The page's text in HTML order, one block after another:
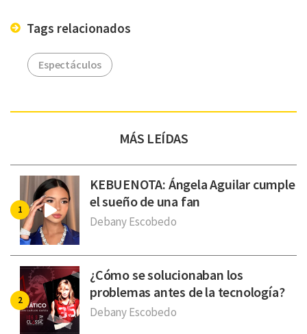
Tags relacionados
Espectáculos
MÁS LEÍDAS
KEBUENOTA: Ángela Aguilar cumple
el sueño de una fan
Debany Escobedo
¿Cómo se solucionaban los
problemas antes de la tecnología?
Debany Escobedo